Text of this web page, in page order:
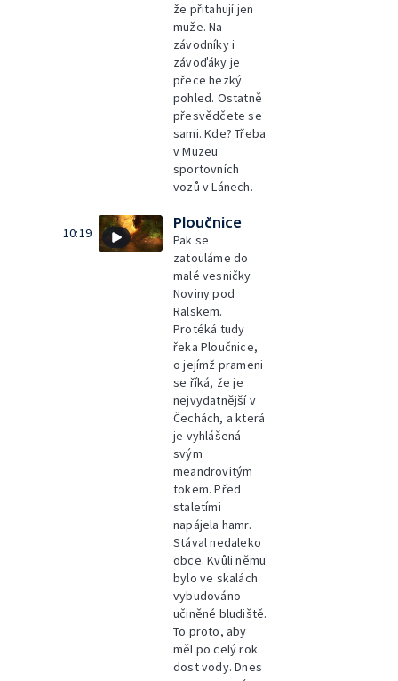
že přitahují jen
muže. Na
závodníky i
závoďáky je
přece hezký
pohled. Ostatně
přesvědčete se
sami. Kde? Třeba
v Muzeu
sportovních
vozů v Lánech.
10:19
Ploučnice
Pak se
zatouláme do
malé vesničky
Noviny pod
Ralskem.
Protéká tudy
řeka Ploučnice,
o jejímž prameni
se říká, že je
nejvydatnější v
Čechách, a která
je vyhlášená
svým
meandrovitým
tokem. Před
staletími
napájela hamr.
Stával nedaleko
obce. Kvůli němu
bylo ve skalách
vybudováno
učiněné bludiště.
To proto, aby
měl po celý rok
dost vody. Dnes